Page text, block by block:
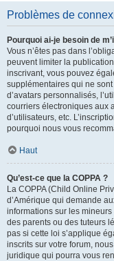
Problèmes de
Pourquoi ai-je besoin de
Vous n’êtes pas dans
peuvent limiter la
inscrivant, vous pouvez
supplémentaires qui ne
d’avatars personnalisés,
courriers électroniques aux
d’utilisateurs, etc.
pourquoi nous vous
Haut
Qu’est-ce que la COPPA ?
La COPPA (Child Online
d’Amérique qui demande
informations sur les
des parents ou des tuteurs
pas si cette loi s’applique
inscrits sur votre forum,
juridique qui pourra vous